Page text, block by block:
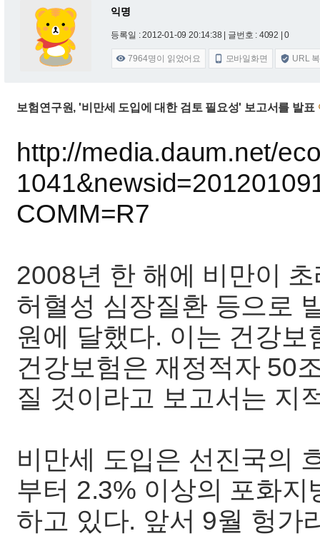
익명
등록일 : 2012-01-09 20:14:38 | 글번호 : 4092 | 0
 7964명이 읽었어요  모바일화면  URL
보험연구원, '비만세 도입에 대한 검토 필요성' 보고서를 발표
http://media.daum.net/
COMM=R7
2008년 한 해에 비만이
허혈성 심장질환 등으로
원에 달했다. 이는 건강
건강보험은 재정적자 50
질 것이라고 보고서는 지
비만세 도입은 선진국의
부터 2.3% 이상의 포화
하고 있다. 앞서 9월 헝가